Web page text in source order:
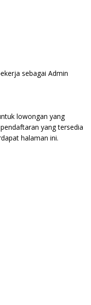
sebagai Admin
lowongan yang
yang tersedia
halaman ini.